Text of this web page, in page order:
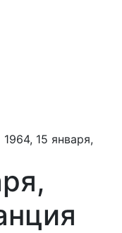
1964, 15 января,